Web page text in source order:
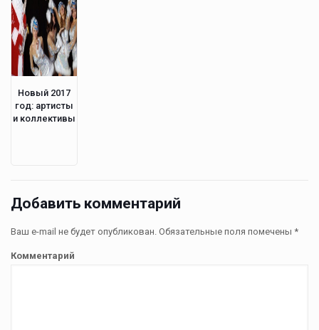
Новый 2017
год: артисты
и коллективы
Добавить комментарий
Ваш e-mail не будет опубликован. Обязательные поля помечены *
Комментарий